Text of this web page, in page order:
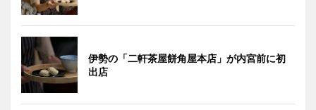
伊勢の「二軒茶屋餅角屋本店」が内宮前に初
出店